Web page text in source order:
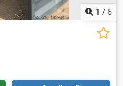
1 / 6